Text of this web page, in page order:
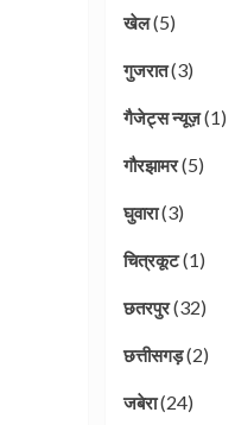
खेल(5)
गुजरात(3)
गैजेट्स न्यूज़(1)
गौरझामर(5)
घुवारा(3)
चित्रकूट(1)
छतरपुर(32)
छत्तीसगड़(2)
जबेरा(24)